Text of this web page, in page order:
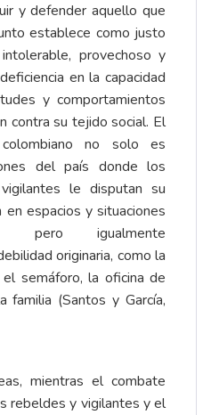
y defender aquello que
establece como justo
provechoso y
en la capacidad
y comportamientos
contra su tejido social. El
no solo es
del país donde los
le disputan su
espacios y situaciones
pero igualmente
originaria, como la
semáforo, la oficina de
familia (Santos y García,
mientras el combate
rebeldes y vigilantes y el